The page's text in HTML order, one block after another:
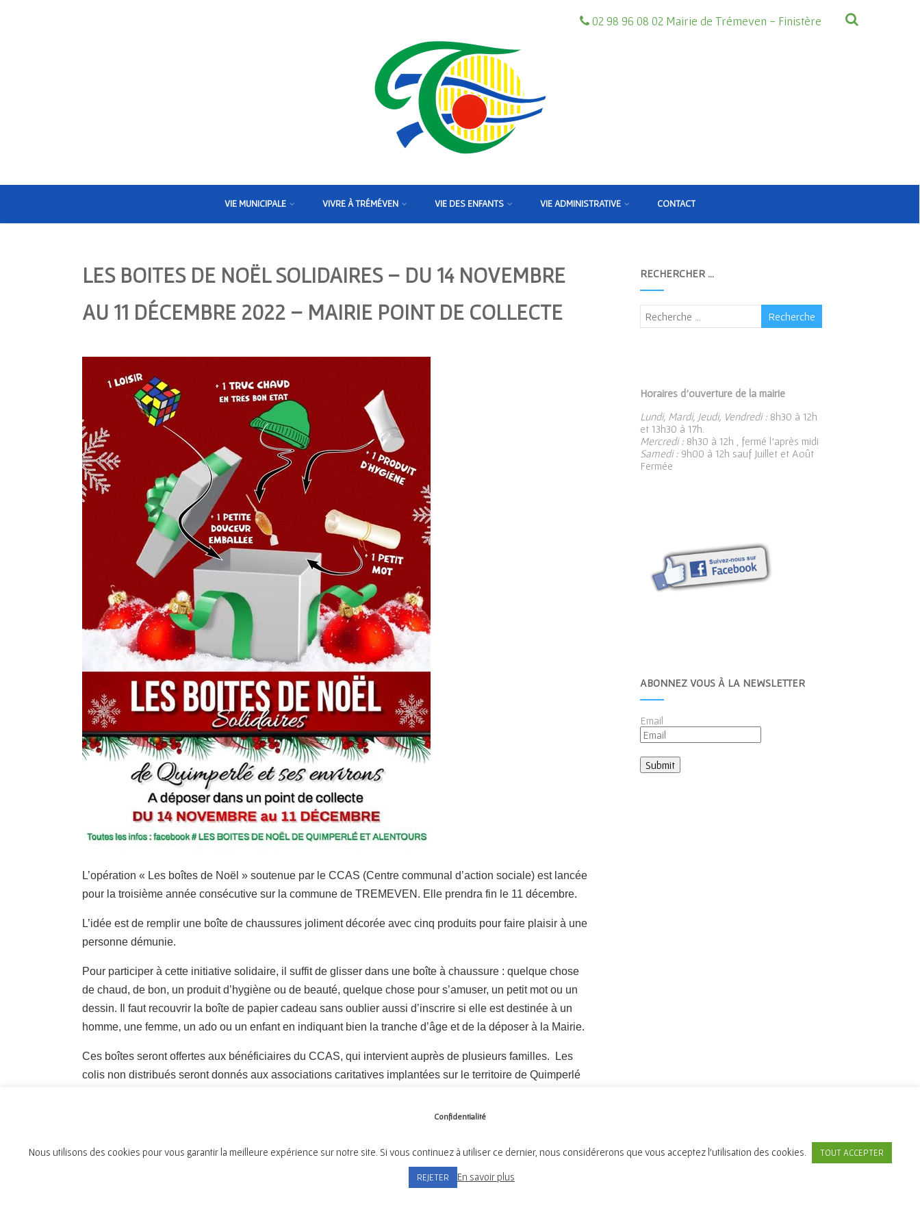
02 98 96 08 02 Mairie de Trémeven - Finistère
VIE MUNICIPALE VIVRE À TRÉMÉVEN VIE DES ENFANTS VIE ADMINISTRATIVE CONTACT
LES BOITES DE NOËL SOLIDAIRES – DU 14 NOVEMBRE
AU 11 DÉCEMBRE 2022 – MAIRIE POINT DE COLLECTE
L’opération « Les boîtes de Noël » soutenue par le CCAS (Centre communal d’action sociale) est lancée
pour la troisième année consécutive sur la commune de TREMEVEN. Elle prendra fin le 11 décembre.
L’idée est de remplir une boîte de chaussures joliment décorée avec cinq produits pour faire plaisir à une
personne démunie.
Pour participer à cette initiative solidaire, il suffit de glisser dans une boîte à chaussure : quelque chose
de chaud, de bon, un produit d’hygiène ou de beauté, quelque chose pour s’amuser, un petit mot ou un
dessin. Il faut recouvrir la boîte de papier cadeau sans oublier aussi d’inscrire si elle est destinée à un
homme, une femme, un ado ou un enfant en indiquant bien la tranche d’âge et de la déposer à la Mairie.
Ces boîtes seront offertes aux bénéficiaires du CCAS, qui intervient auprès de plusieurs familles. Les
colis non distribués seront donnés aux associations caritatives implantées sur le territoire de Quimperlé
RECHERCHER …
Horaires d’ouverture de la mairie
Lundi, Mardi, Jeudi, Vendredi :8h30 à 12h
et 13h30 à 17h.
Mercredi :8h30 à 12h , fermé l’après midi
Samedi :9h00 à 12h sauf Juillet et Août
Fermée
ABONNEZ VOUS À LA NEWSLETTER
Email
Place de l'Église, 29300 Tréméven
Confidentialité
Nous utilisons des cookies pour vous garantir la meilleure expérience sur notre site. Si vous continuez à utiliser ce dernier, nous considérerons que vous acceptez l'utilisation des cookies. TOUT ACCEPTER
REJETER En savoir plus